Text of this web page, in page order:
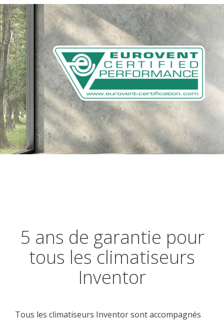
5 ans de garantie pour
tous les climatiseurs
Inventor
Tous les climatiseurs Inventor sont accompagnés